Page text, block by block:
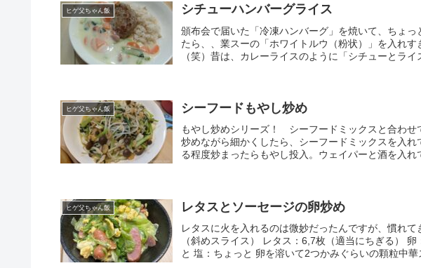
ヒゲ父ちゃん飯 シチューハンバーグライス
頒布会で届いた「冷凍ハンバーグ」を焼いて、ちょ
たら、、業スーの「ホワイトルウ（粉状）」を入れ
（笑）昔は、カレーライスのように「シチューとライ
ヒゲ父ちゃん飯 シーフードもやし炒め
もやし炒めシリーズ！ シーフードミックスと合わせ
炒めながら細かくしたら、シーフードミックスを入
る程度炒まったらもやし投入。ウェイパーと酒を入れ
ヒゲ父ちゃん飯 レタスとソーセージの卵炒め
レタスに火を入れるのは微妙だったんですが、慣れ
（斜めスライス） レタス：6,7枚（適当にちぎる）
と 塩：ちょっと 卵を溶いて2つかみぐらいの顆粒中華